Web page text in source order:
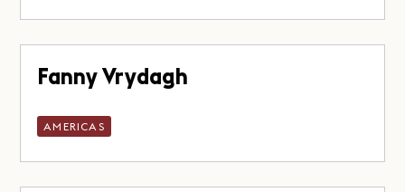
Fanny Vrydagh
AMERICAS